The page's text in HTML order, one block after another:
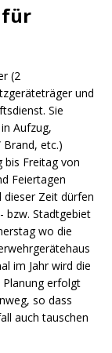
für
(2
und
Sie
Aufzug,
Brand, etc.)
Freitag von
Feiertagen
dieser Zeit dürfen
bzw. Stadtgebiet
wo die
im Jahr wird die
erfolgt
so dass
auch tauschen